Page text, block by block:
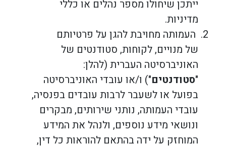
ייתכן שיחולו מספר נהלים או כללי
מדיניות.
העמותה מחויבת להגן על פרטיותם
של מנויים, לקוחות, סטודנטים של
האוניברסיטה העברית (להלן:
"סטודנטים") ו/או עובדי האוניברסיטה
בפועל או לשעבר לרבות עובדים בפנסיה,
עובדי העמותה, נותני שירותים, מבקרים
ונושאי מידע נוספים, ולנהל את המידע
המוחזק על ידה בהתאם להוראות כל דין,